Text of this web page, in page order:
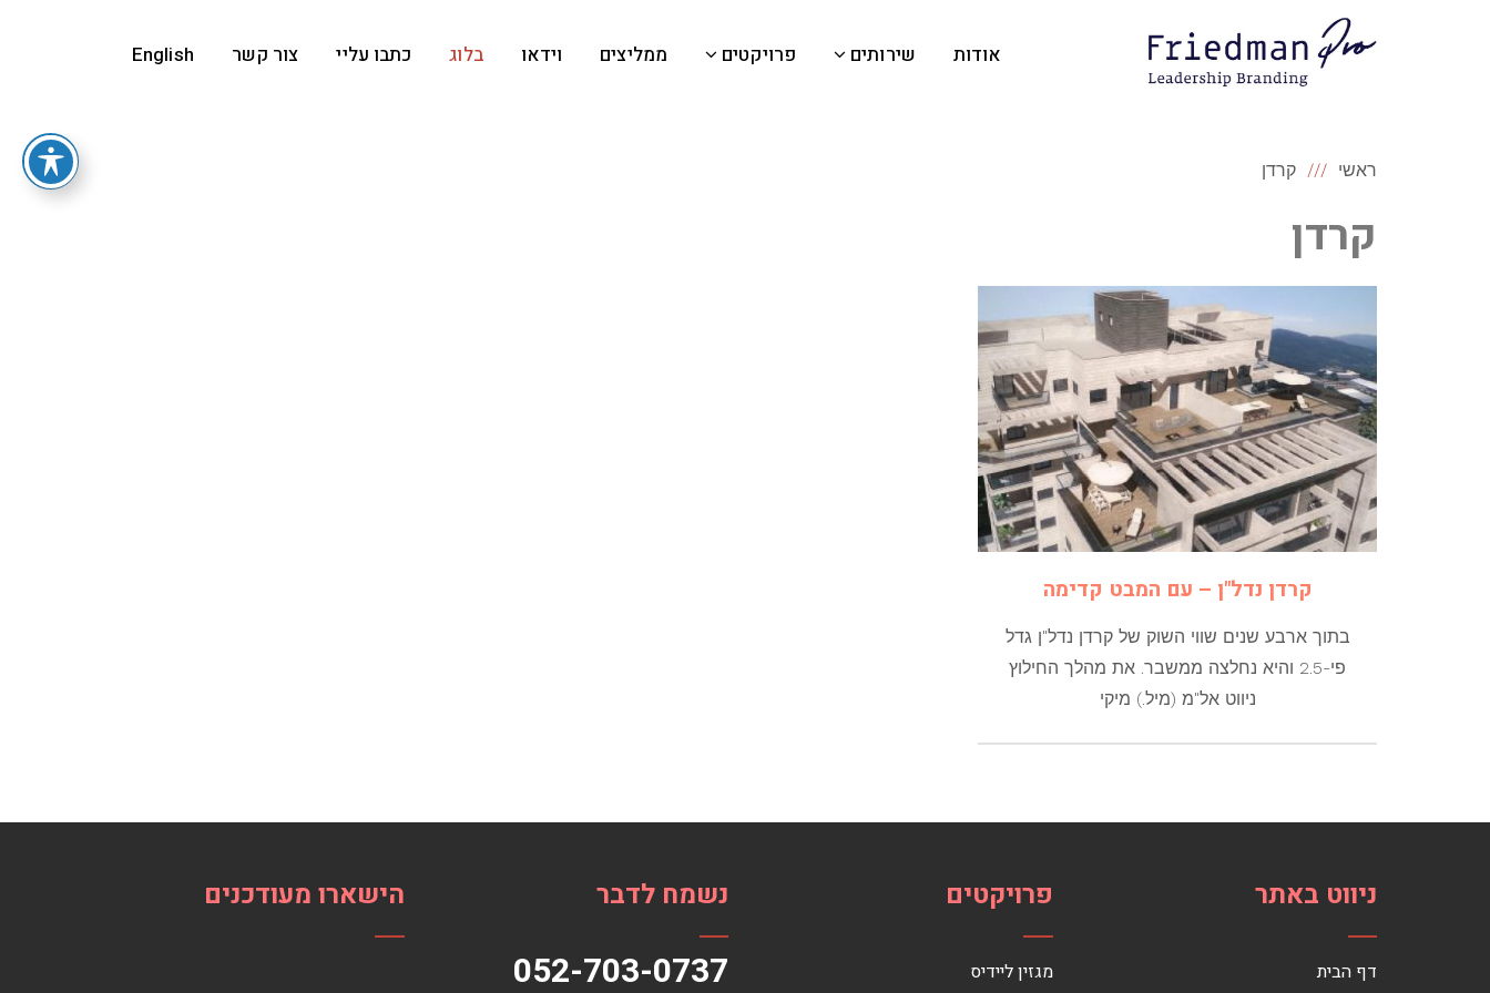
אודות שירותים פרויקטים ממליצים וידאו בלוג כתבו עליי צור קשר English
ראשי קרדן
קרדן
קרדן נדל"ן – עם המבט קדימה
בתוך ארבע שנים שווי השוק של קרדן נדל"ן גדל
פי-2.5 והיא נחלצה ממשבר. את מהלך החילוץ
ניווט אל"מ (מיל.) מיקי
ניווט באתר
דף הבית
פרויקטים
מגזין ליידיס
נשמח לדבר
052-703-0737
הישארו מעודכנים